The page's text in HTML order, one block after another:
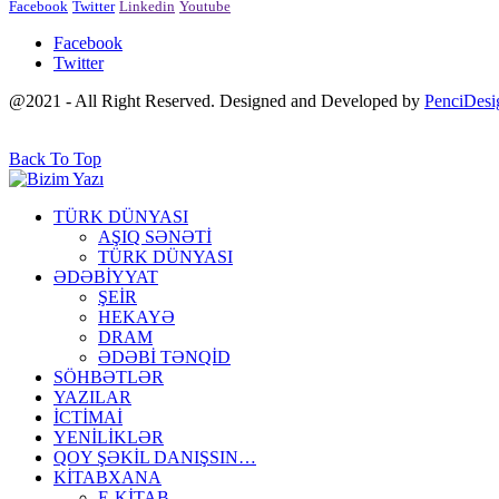
Facebook Twitter Linkedin Youtube
Facebook
Twitter
@2021 - All Right Reserved. Designed and Developed by
Back To Top
TÜRK DÜNYASI
AŞIQ SƏNƏTİ
TÜRK DÜNYASI
ƏDƏBİYYAT
ŞEİR
HEKAYƏ
DRAM
ƏDƏBİ TƏNQİD
SÖHBƏTLƏR
YAZILAR
İCTİMAİ
YENİLİKLƏR
QOY ŞƏKİL DANIŞSIN…
KİTABXANA